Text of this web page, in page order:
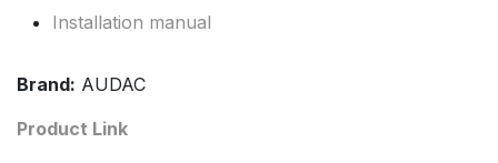
Installation manual
Brand: AUDAC
Product Link